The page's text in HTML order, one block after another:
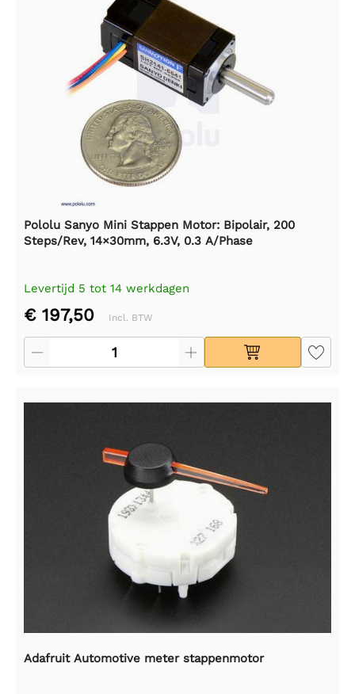
Pololu Sanyo Mini Stappen Motor: Bipolair, 200
Steps/Rev, 14×30mm, 6.3V, 0.3 A/Phase
Levertijd 5 tot 14 werkdagen
€ 197,50 Incl. BTW
Adafruit Automotive meter stappenmotor